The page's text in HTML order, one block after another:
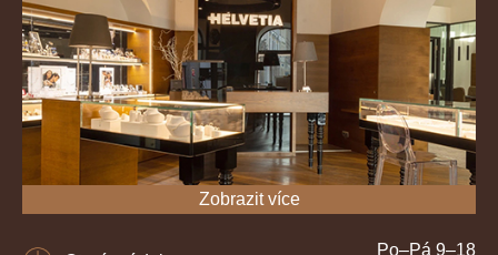
Zobrazit více
Po–Pá 9–18